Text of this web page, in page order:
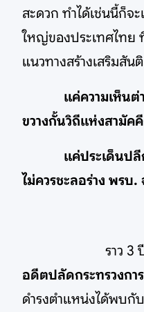
สะดวก ทำได้เช่นนี้ก็
ใหญ่ของประเทศไทย
แนวทางสร้างเสริมสัน
แค่ความเห็นต่
ขวางกั้นวิถีแห่งสามัค
แค่ประเด็นปลีกย่
ไม่ควรชะลอร่าง พรบ
ราว 3 ปีมาแล้
อดีตปลัดกระทรวงกา
ดำรงตำแหน่งได้พบกับ